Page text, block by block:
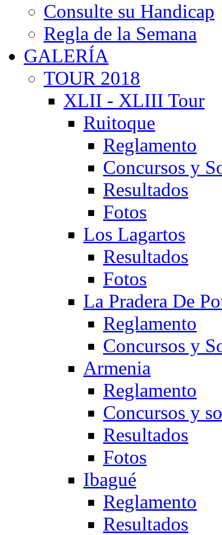
Consulte su Handicap
Regla de la Semana
GALERÍA
TOUR 2018
XLII - XLIII Tour
Ruitoque
Reglamento
Concursos y
Resultados
Fotos
Los Lagartos
Resultados
Fotos
La Pradera De
Reglamento
Concursos y
Armenia
Reglamento
Concursos y
Resultados
Fotos
Ibagué
Reglamento
Resultados